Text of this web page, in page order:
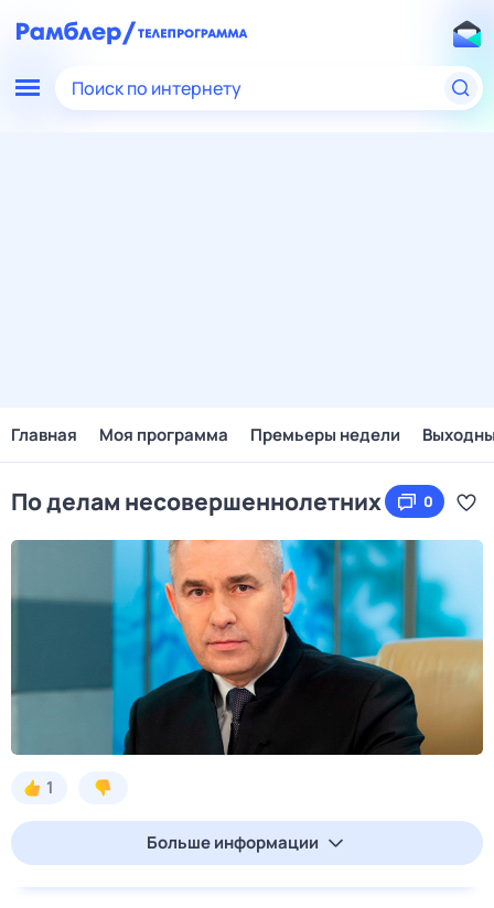
Поиск по интернету
Главная Моя программа Премьеры недели
По делам несовершеннолетних 0
1
Больше информации